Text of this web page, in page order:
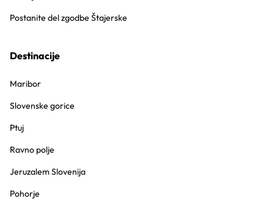
Postanite del zgodbe Štajerske
Destinacije
Maribor
Slovenske gorice
Ptuj
Ravno polje
Jeruzalem Slovenija
Pohorje